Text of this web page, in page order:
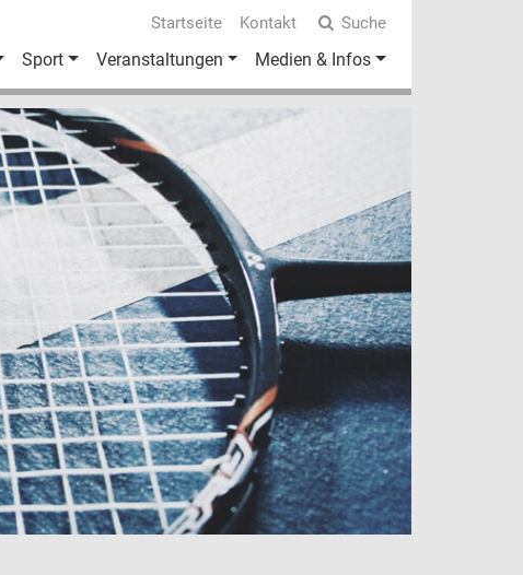
Startseite Kontakt Suche
Sport Veranstaltungen Medien & Infos